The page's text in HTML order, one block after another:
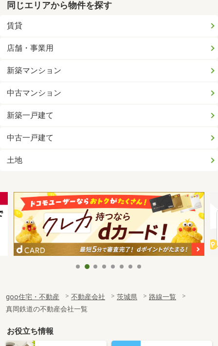
同じエリアから物件を探す
賃貸
店舗・事業用
新築マンション
中古マンション
新築一戸建て
中古一戸建て
土地
goo住宅・不動産 不動産会社 茨城県
路線一覧
真岡鉄道の不動産会社一覧
お役立ち情報